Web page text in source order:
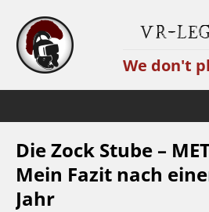
VR-
We don't
Die Zock Stube –
Mein Fazit nach
Jahr